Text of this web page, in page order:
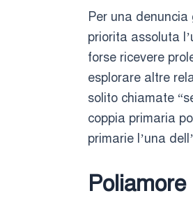
Per una
priorita assoluta
forse ricevere
esplorare altre
solito chiamate
coppia primaria
primarie l’una